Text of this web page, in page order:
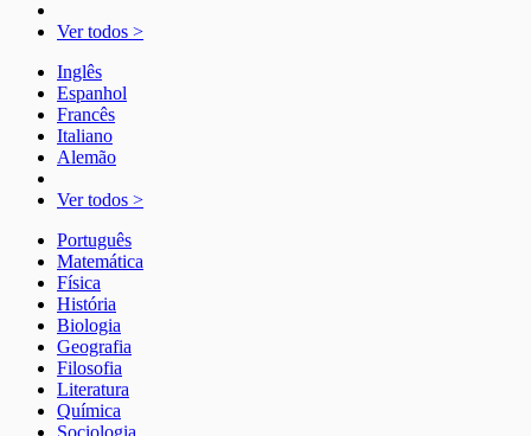
Ver todos >
Inglês
Espanhol
Francês
Italiano
Alemão
Ver todos >
Português
Matemática
Física
História
Biologia
Geografia
Filosofia
Literatura
Química
Sociologia